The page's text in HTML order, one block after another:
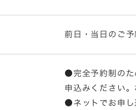
前日・当日のご予
●完全予約制のた
申込みください
●ネットでお申し